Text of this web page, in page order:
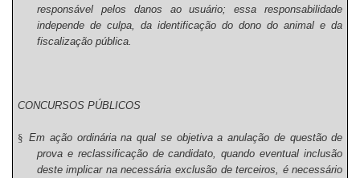
responsável pelos danos ao usuário; essa responsabilidade
independe de culpa, da identificação do dono do animal e da
fiscalização pública.
CONCURSOS PÚBLICOS
§ Em ação ordinária na qual se objetiva a anulação de questão de
prova e reclassificação de candidato, quando eventual inclusão
deste implicar na necessária exclusão de terceiros, é necessário